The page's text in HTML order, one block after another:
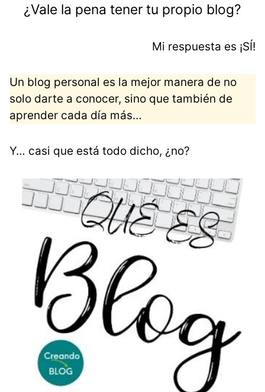
¿Vale la pena tener tu propio blog?
Mi respuesta es ¡SÍ!
Un blog personal es la mejor manera de no
solo darte a conocer, sino que también de
aprender cada día más…
Y… casi que está todo dicho, ¿no?